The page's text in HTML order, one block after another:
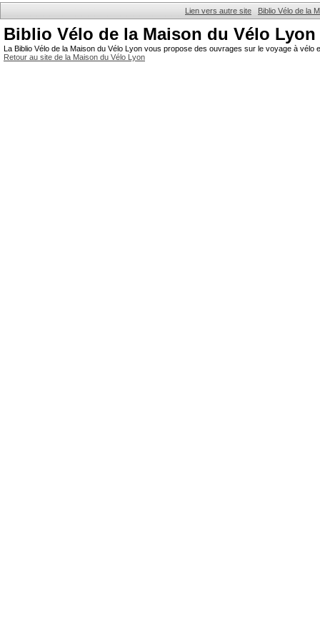
Lien vers autre site Biblio Vélo de la
Biblio Vélo de la Maison du Vélo Lyon
La Biblio Vélo de la Maison du Vélo Lyon vous propose des ouvrages sur le voyage à
Retour au site de la Maison du Vélo Lyon